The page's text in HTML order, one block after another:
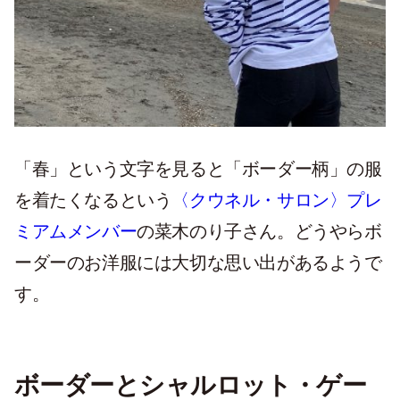
「春」という文字を見ると「ボーダー柄」の服
を着たくなるという
〈クウネル・サロン〉プレ
ミアムメンバーの菜木のり子さん。どうやらボ
ーダーのお洋服には大切な思い出があるようで
す。
ボーダーとシャルロット・ゲー